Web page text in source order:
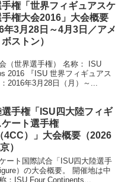
権「世界フィギュアスケ
手権大会2016」大会概要
年3月28日～4月3日／アメ
ストン）
（世界選手権） 名称： ISU
2016 『ISU 世界フィギュアス
2016年3月28日（月）～...
選手権「ISU四大陸フィギ
ケート選手権
4CC）」大会概要（2026
）
ート国際試合「ISU四大陸選手
）の大会概要。 開催地は中
：ISU Four Continents...